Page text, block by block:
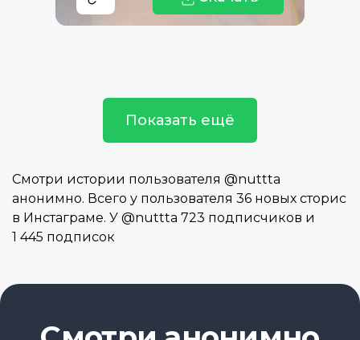
Показать ещё
Смотри истории пользователя @nuttta
анонимно. Всего у пользователя 36 новых сторис
в Инстаграме. У @nuttta 723 подписчиков и
1 445 подписок